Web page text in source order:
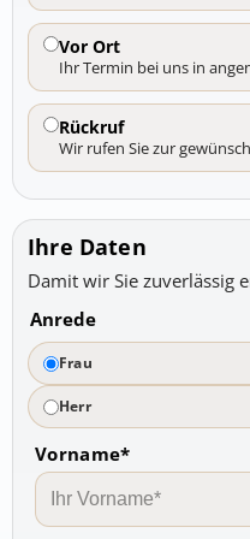
Vor Ort
Ihr Termin bei uns in
Rückruf
Wir rufen Sie zur
Ihre Daten
Damit wir Sie zuverlässig
Anrede
Frau
Herr
Vorname*